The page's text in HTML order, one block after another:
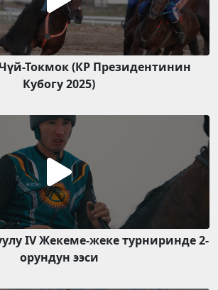
Токмок (КР Президентинин
Кубогу 2025)
IV Жекеме-жеке турниринде 2-
орундун ээси